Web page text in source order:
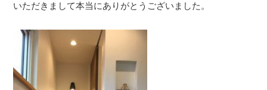
いただきまして本当にありがとうございました。